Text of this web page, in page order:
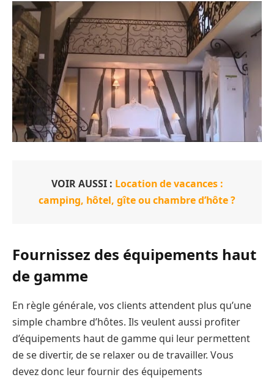
VOIR AUSSI : Location de vacances :
camping, hôtel, gîte ou chambre d’hôte ?
Fournissez des équipements haut
de gamme
En règle générale, vos clients attendent plus qu’une
simple chambre d’hôtes. Ils veulent aussi profiter
d’équipements haut de gamme qui leur permettent
de se divertir, de se relaxer ou de travailler. Vous
devez donc leur fournir des équipements